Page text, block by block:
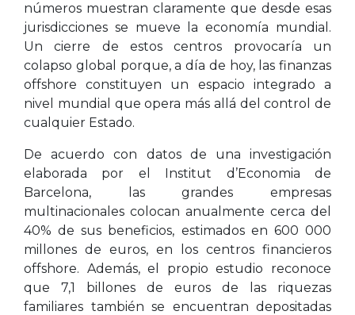
números muestran claramente que desde esas
jurisdicciones se mueve la economía mundial.
Un cierre de estos centros provocaría un
colapso global porque, a día de hoy, las finanzas
offshore constituyen un espacio integrado a
nivel mundial que opera más allá del control de
cualquier Estado.
De acuerdo con datos de una investigación
elaborada por el Institut d’Economia de
Barcelona, las grandes empresas
multinacionales colocan anualmente cerca del
40% de sus beneficios, estimados en 600 000
millones de euros, en los centros financieros
offshore. Además, el propio estudio reconoce
que 7,1 billones de euros de las riquezas
familiares también se encuentran depositadas